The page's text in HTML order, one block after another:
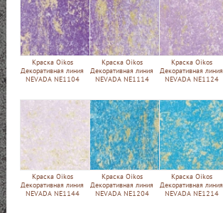
Краска Oikos
Декоративная линия
NEVADA NE1104
Краска Oikos
Декоративная линия
NEVADA NE1114
Краска Oikos
Декоративная линия
NEVADA NE1124
Краска Oikos
Декоративная линия
NEVADA NE1144
Краска Oikos
Декоративная линия
NEVADA NE1204
Краска Oikos
Декоративная линия
NEVADA NE1214